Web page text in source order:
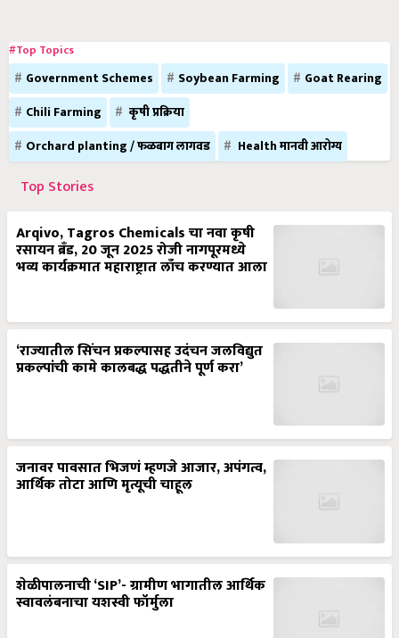
#Top Topics
Government Schemes Soybean Farming
Goat Rearing
Chili Farming
कृषी प्रक्रिया
Orchard planting / फळबाग लागवड
Health मानवी आरोग्य
Top Stories
Arqivo, Tagros Chemicals चा नवा कृषी
रसायन ब्रँड, 20 जून 2025 रोजी नागपूरमध्ये
भव्य कार्यक्रमात महाराष्ट्रात लाँच करण्यात आला
‘राज्यातील सिंचन प्रकल्पासह उदंचन जलविद्युत
प्रकल्पांची कामे कालबद्ध पद्धतीने पूर्ण करा’
जनावर पावसात भिजणं म्हणजे आजार, अपंगत्व,
आर्थिक तोटा आणि मृत्यूची चाहूल
शेळीपालनाची ‘SIP’- ग्रामीण भागातील आर्थिक
स्वावलंबनाचा यशस्वी फॉर्मुला